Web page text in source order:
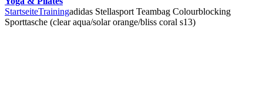
StartseiteTrainingadidas Stellasport Teambag Colourblocking
Sporttasche (clear aqua/solar orange/bliss coral s13)